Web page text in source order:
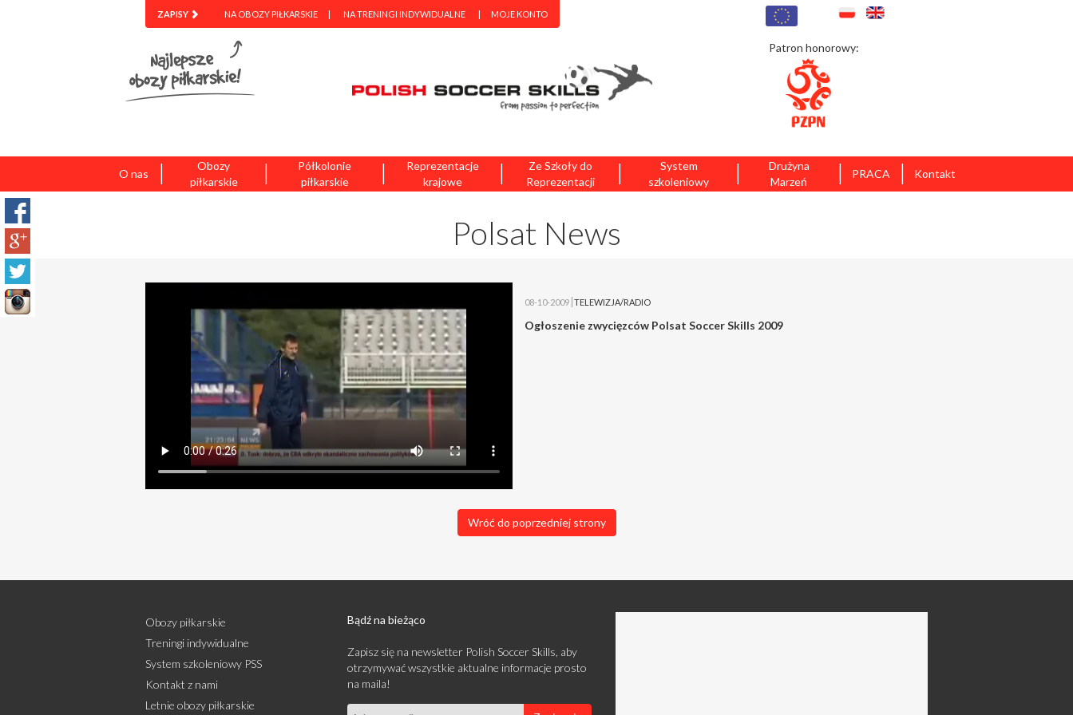
ZAPISY NA OBOZY PIŁKARSKIE NA TRENINGI INDYWIDUALNE MOJE KONTO
Patron honorowy:
O nas
Obozy
piłkarskie
|
Półkolonie
piłkarskie
|
Reprezentacje
krajowe
|
Ze Szkoły do
Reprezentacji
|
System
szkoleniowy
|
Drużyna
Marzeń
| PRACA
| Kontakt
|
Polsat News
08-10-2009 TELEWIZJA/RADIO
Ogłoszenie zwycięzców Polsat Soccer Skills 2009
Wróć do poprzedniej strony
Obozy piłkarskie
Treningi indywidualne
System szkoleniowy PSS
Kontakt z nami
Letnie obozy piłkarskie
Bądź na bieżąco
Zapisz się na newsletter Polish Soccer Skills, aby
otrzymywać wszystkie aktualne informacje prosto
na maila!